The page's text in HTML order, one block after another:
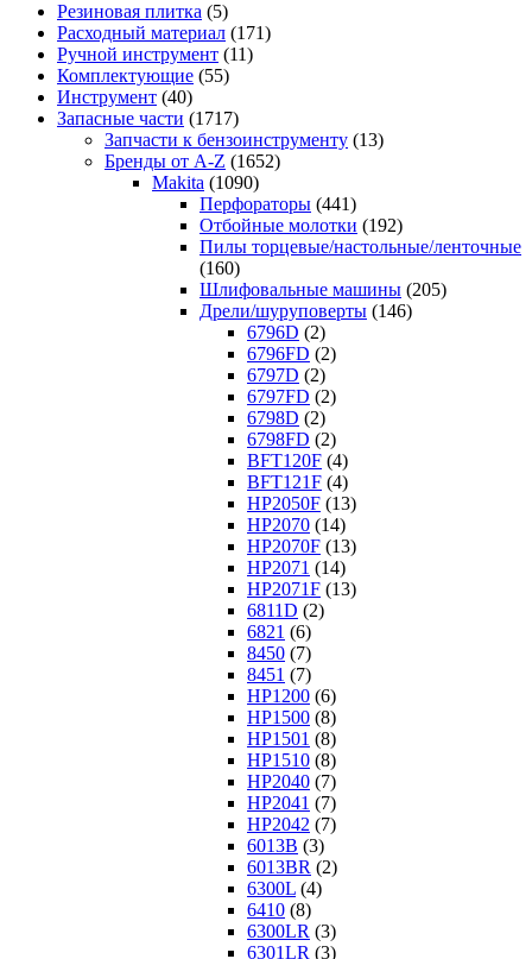
Резиновая плитка (5)
Расходный материал (171)
Ручной инструмент (11)
Комплектующие (55)
Инструмент (40)
Запасные части (1717)
Запчасти к бензоинструменту (13)
Бренды от A-Z (1652)
Makita (1090)
Перфораторы (441)
Отбойные молотки (192)
Пилы торцевые/настольные/ленточные
(160)
Шлифовальные машины (205)
Дрели/шуруповерты (146)
6796D (2)
6796FD (2)
6797D (2)
6797FD (2)
6798D (2)
6798FD (2)
BFT120F (4)
BFT121F (4)
HP2050F (13)
HP2070 (14)
HP2070F (13)
HP2071 (14)
HP2071F (13)
6811D (2)
6821 (6)
8450 (7)
8451 (7)
HP1200 (6)
HP1500 (8)
HP1501 (8)
HP1510 (8)
HP2040 (7)
HP2041 (7)
HP2042 (7)
6013B (3)
6013BR (2)
6300L (4)
6410 (8)
6300LR (3)
6301LR (3)